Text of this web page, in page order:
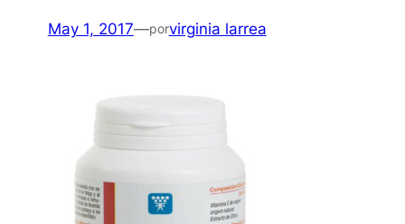
May 1, 2017—porvirginia larrea